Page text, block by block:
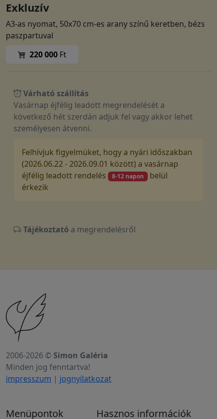
Exkluzív
A3-as nyomat, 50x70 cm-es arany színű keretben, bézs
paszpartuval
220 000 Ft
Várható szállítás
Vasárnap éjfélig leadott megrendelését a
következő hét szerdán adjuk fel vagy akkor lehet
személyesen átvenni.
Felhívjuk figyelmüket, hogy a nyári időszakban
(2026.06.22 - 2026.09.01 között) a vasárnap
éjfélig leadott rendelés
8-12 napon belül
érkezik
Tájékoztató a megrendelésről
2006-2026 © Simon Galéria
Minden jog fenntartva!
impresszum | jognyilatkozat
Menüpontok Hasznos információk